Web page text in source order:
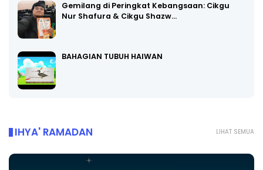
Gemilang di Peringkat Kebangsaan: Cikgu
Nur Shafura & Cikgu Shazw…
BAHAGIAN TUBUH HAIWAN
LIHAT SEMUA
IHYA' RAMADAN